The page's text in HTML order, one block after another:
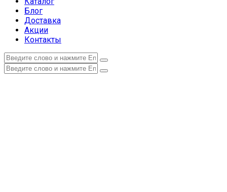
Блог
Доставка
Акции
Контакты